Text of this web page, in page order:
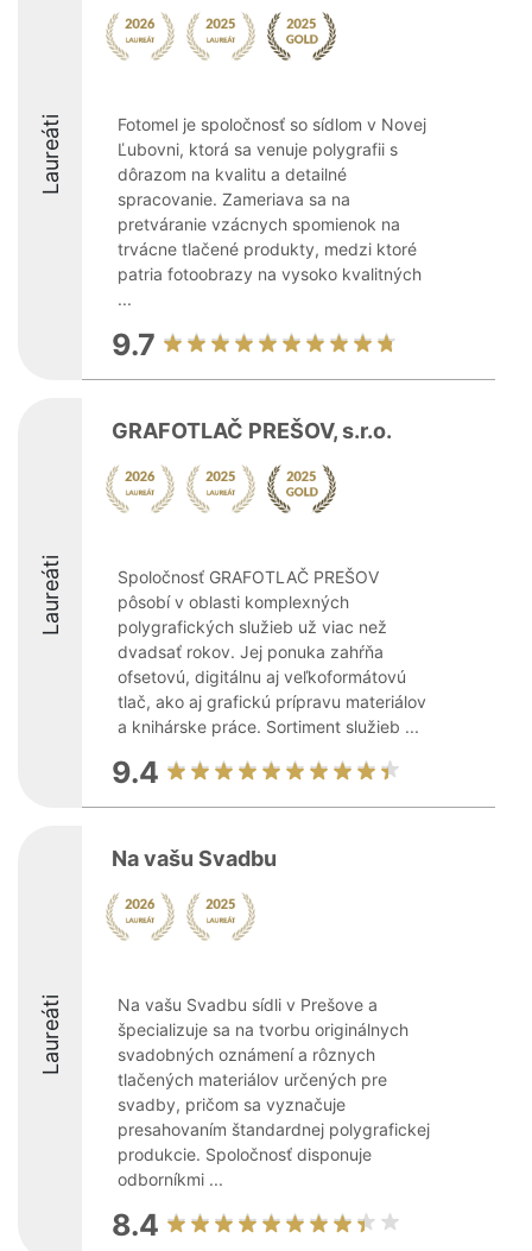
Laureáti
Fotomel je spoločnosť so sídlom v Novej
Ľubovni, ktorá sa venuje polygrafii s
dôrazom na kvalitu a detailné
spracovanie. Zameriava sa na
pretváranie vzácnych spomienok na
trvácne tlačené produkty, medzi ktoré
patria fotoobrazy na vysoko kvalitných
...
9.7
Laureáti
GRAFOTLAČ PREŠOV, s.r.o.
Spoločnosť GRAFOTLAČ PREŠOV
pôsobí v oblasti komplexných
polygrafických služieb už viac než
dvadsať rokov. Jej ponuka zahŕňa
ofsetovú, digitálnu aj veľkoformátovú
tlač, ako aj grafickú prípravu materiálov
a knihárske práce. Sortiment služieb ...
9.4
Laureáti
Na vašu Svadbu
Na vašu Svadbu sídli v Prešove a
špecializuje sa na tvorbu originálnych
svadobných oznámení a rôznych
tlačených materiálov určených pre
svadby, pričom sa vyznačuje
presahovaním štandardnej polygrafickej
produkcie. Spoločnosť disponuje
odborníkmi ...
8.4